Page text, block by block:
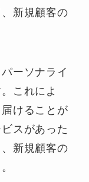
新規顧客の
ーソナライ
これによ
けることが
スがあった
新規顧客の